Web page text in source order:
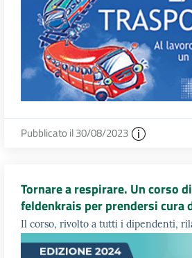
Pubblicato il 30/08/2023
Tornare a respirare. Un corso
feldenkrais per prendersi cura
Il corso, rivolto a tutti i dipendenti,